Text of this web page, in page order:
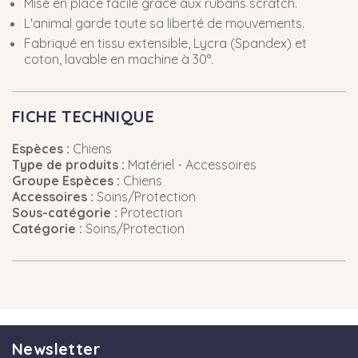
L'animal garde toute sa liberté de mouvements.
Fabriqué en tissu extensible, Lycra (Spandex) et
coton, lavable en machine à 30°.
FICHE TECHNIQUE
Espèces : Chiens
Type de produits : Matériel - Accessoires
Groupe Espèces : Chiens
Accessoires : Soins/Protection
Sous-catégorie : Protection
Catégorie : Soins/Protection
Newsletter